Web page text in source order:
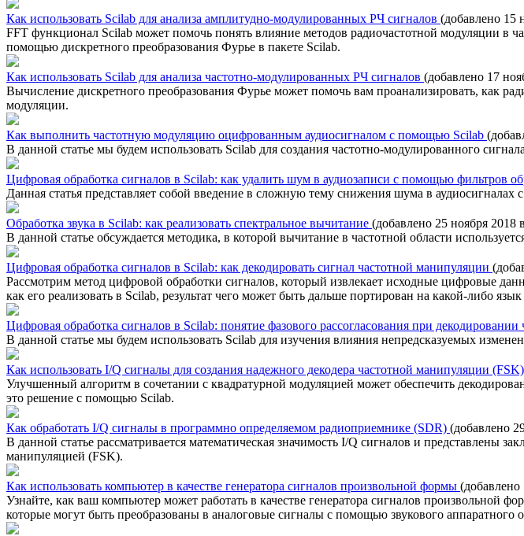
Как использовать Scilab для анализа амплитудно-модулированных РЧ сигналов (добавлено 15
FFT функционал Scilab может помочь понять влияние методов радиочастотной модуляции в
помощью дискретного преобразования Фурье в пакете Scilab.
Как использовать Scilab для анализа частотно-модулированных РЧ сигналов (добавлено 17
Вычисление дискретного преобразования Фурье может помочь вам проанализировать, как
модуляции.
Как выполнить частотную модуляцию оцифрованным аудиосигналом с помощью Scilab
В данной статье мы будем использовать Scilab для создания частотно-модулированного
Цифровая обработка сигналов в Scilab: как удалить шум в аудиозаписи с помощью фильтров
Данная статья представляет собой введение в сложную тему снижения шума в
Обработка звука в Scilab: как реализовать спектральное вычитание (добавлено 25 ноября 2018
В данной статье обсуждается методика, в которой вычитание в частотной области
Цифровая обработка сигналов в Scilab: как декодировать сигнал частотной манипуляции
Рассмотрим метод цифровой обработки сигналов, который извлекает исходные цифровые
как его реализовать в Scilab, результат чего может быть дальше портирован на какой-либо
Цифровая обработка сигналов в Scilab: понятие фазового рассогласования при
В данной статье мы будем использовать Scilab для изучения влияния непредсказуемых
Как использовать I/Q сигналы для создания надежного декодера частотной манипуляции (FSK)
Улучшенный алгоритм в сочетании с квадратурной модуляцией может обеспечить
это решение с помощью Scilab.
Как обработать I/Q сигналы в программно определяемом радиоприемнике (SDR) (добавлено
В данной статье рассматривается математическая значимость I/Q сигналов и представлены
манипуляцией (FSK).
Как использовать компьютер в качестве генератора сигналов произвольной формы (добавлено
Узнайте, как ваш компьютер может работать в качестве генератора сигналов произвольной
которые могут быть преобразованы в аналоговые сигналы с помощью звукового аппаратного